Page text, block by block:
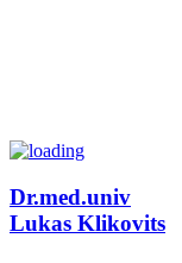
Dr.med.univ
Lukas Klikovits